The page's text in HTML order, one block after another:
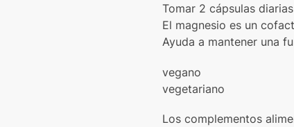
Tomar 2 cápsulas
El magnesio es un
Ayuda a mantener una
vegano
vegetariano
Los complementos